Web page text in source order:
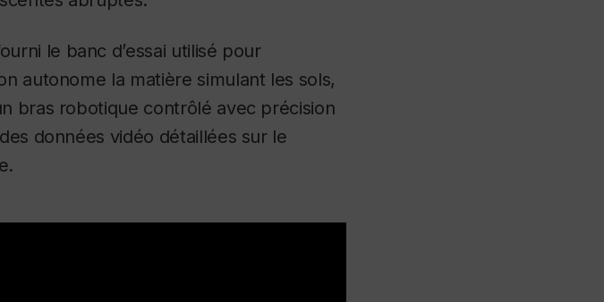
le banc d’essai utilisé pour
autonome la matière simulant les sols,
bras robotique contrôlé avec précision
données vidéo détaillées sur le